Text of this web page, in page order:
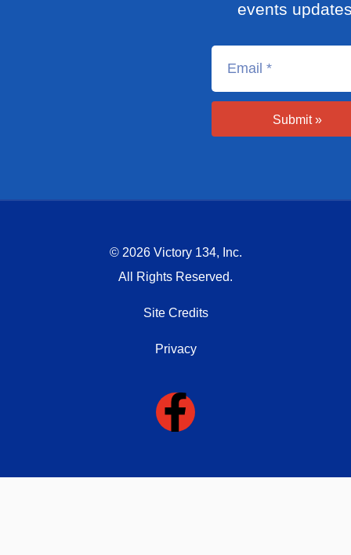
events
Submit »
© 2026 Victory 134, Inc.
All Rights Reserved.
Site Credits
Privacy
F
c